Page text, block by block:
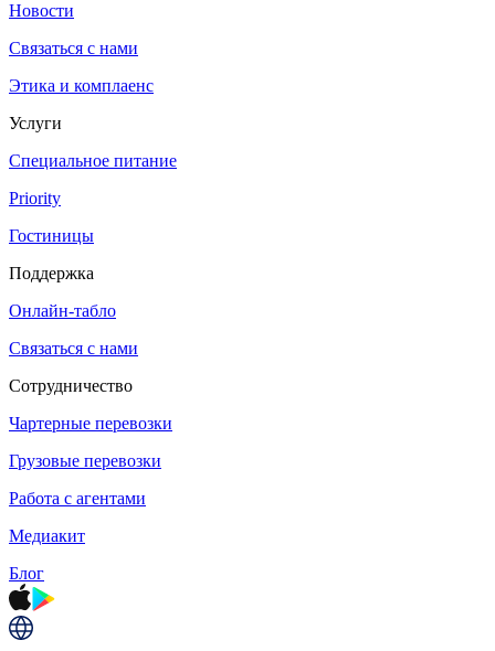
Новости
Связаться с нами
Этика и комплаенс
Услуги
Специальное питание
Priority
Гостиницы
Поддержка
Онлайн-табло
Связаться с нами
Сотрудничество
Чартерные перевозки
Грузовые перевозки
Работа с агентами
Медиакит
Блог